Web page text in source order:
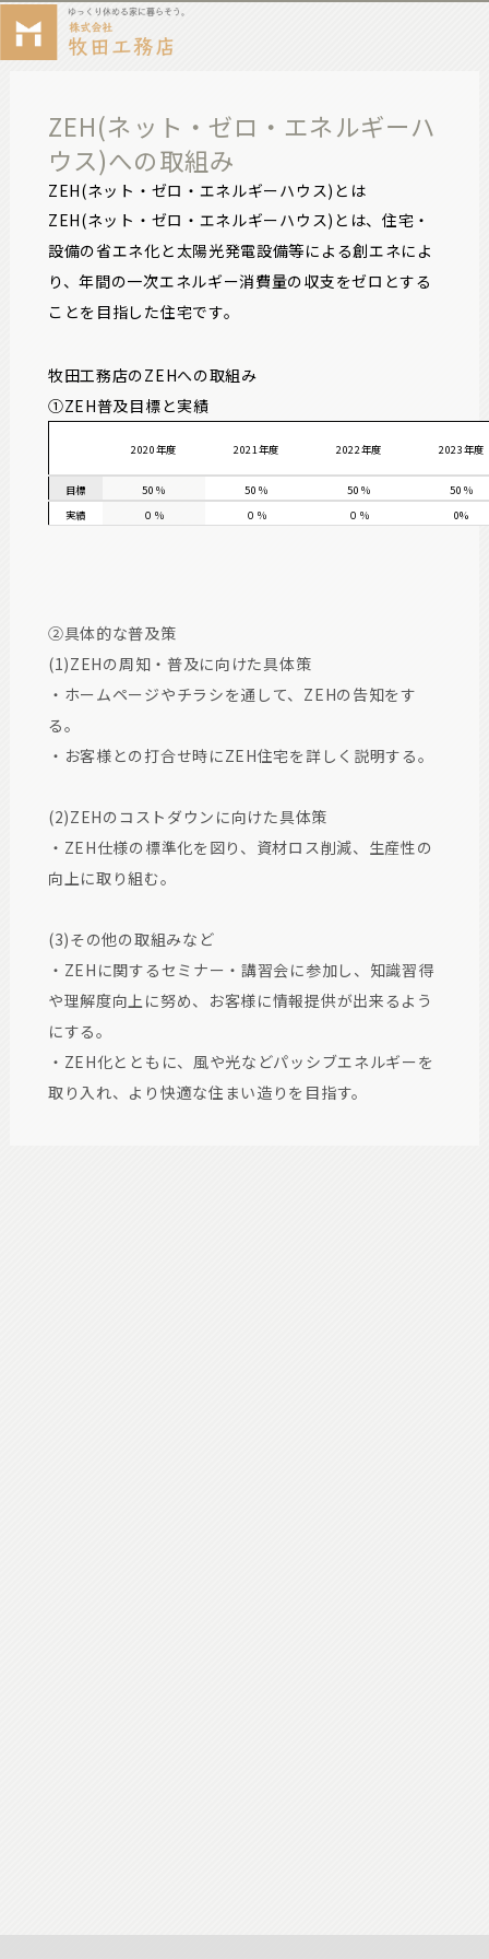
ZEH(ネット・ゼロ・エネルギーハ
ウス)への取組み
ZEH(ネット・ゼロ・エネルギーハウス)とは
ZEH(ネット・ゼロ・エネルギーハウス)とは、住宅・
設備の省エネ化と太陽光発電設備等による創エネによ
り、年間の一次エネルギー消費量の収支をゼロとする
ことを目指した住宅です。
牧田工務店のZEHへの取組み
①ZEH普及目標と実績
2020年度 2021年度 2022年度 2023年度
目標 50％ 50％ 50％
50％
実績
０％ ０％ ０％ 0%
②具体的な普及策
(1)ZEHの周知・普及に向けた具体策
・ホームページやチラシを通して、ZEHの告知をす
る。
・お客様との打合せ時にZEH住宅を詳しく説明する。
(2)ZEHのコストダウンに向けた具体策
・ZEH仕様の標準化を図り、資材ロス削減、生産性の
向上に取り組む。
(3)その他の取組みなど
・ZEHに関するセミナー・講習会に参加し、知識習得
や理解度向上に努め、お客様に情報提供が出来るよう
にする。
・ZEH化とともに、風や光などパッシブエネルギーを
取り入れ、より快適な住まい造りを目指す。